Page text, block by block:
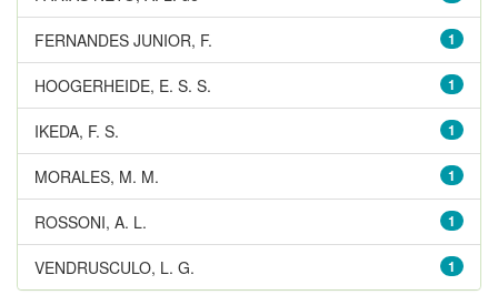
1
FERNANDES JUNIOR, F.
1
HOOGERHEIDE, E. S. S.
1
IKEDA, F. S.
1
MORALES, M. M.
1
ROSSONI, A. L.
1
VENDRUSCULO, L. G.